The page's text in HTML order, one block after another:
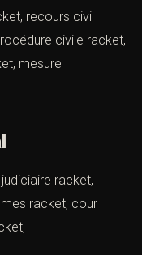
par
racket, plainte
racket,
action pénale